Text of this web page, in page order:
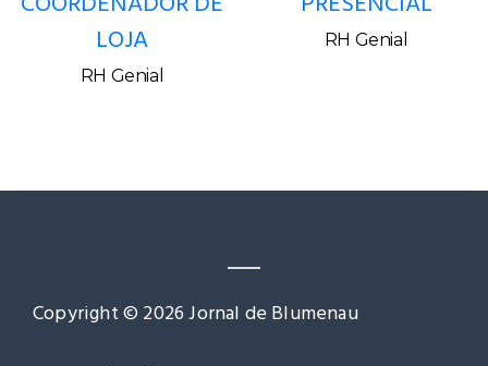
LOJA
RH Genial
RH Genial
Copyright © 2026 Jornal de Blumenau